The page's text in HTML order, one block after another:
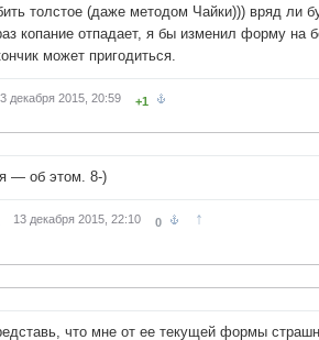
толстое (даже методом Чайки))) вряд ли
копание отпадает, я бы изменил форму на
может пригодиться.
декабря 2015, 20:59 +1
— об этом. 8-)
13 декабря 2015, 22:10 0 ↑
что мне от ее текущей формы